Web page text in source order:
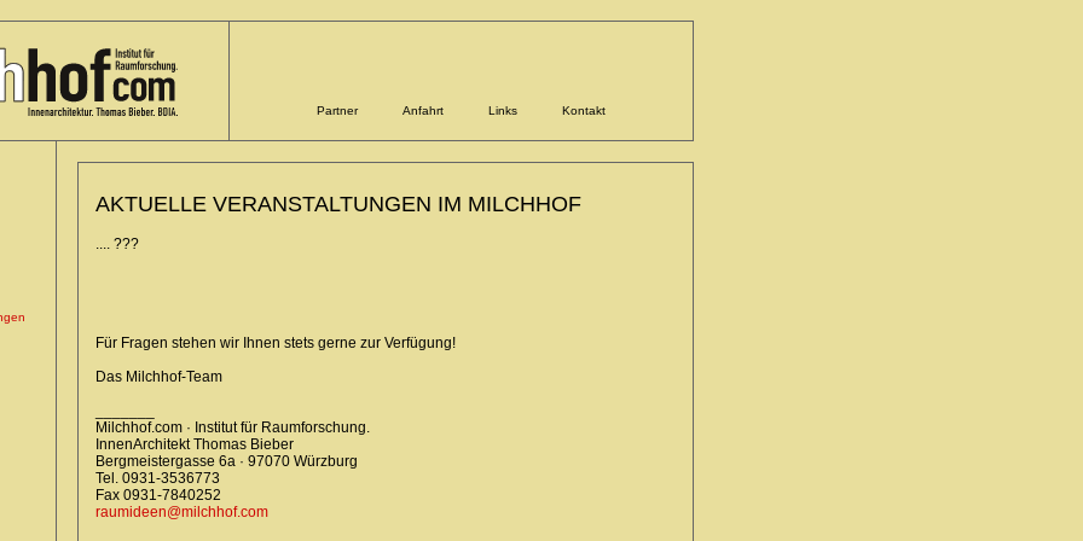
Partner Anfahrt Links Kontakt
AKTUELLE VERANSTALTUNGEN IM MILCHHOF
.... ???
Für Fragen stehen wir Ihnen stets gerne zur Verfügung!
Das Milchhof-Team
Milchhof.com · Institut für Raumforschung.
InnenArchitekt Thomas Bieber
Bergmeistergasse 6a · 97070 Würzburg
Tel. 0931-3536773
Fax 0931-7840252
raumideen@milchhof.com